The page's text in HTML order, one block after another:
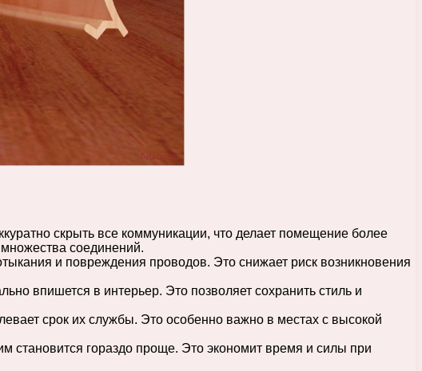
скрыть все коммуникации, что делает помещение более
соединений.
и повреждения проводов. Это снижает риск возникновения
впишется в интерьер. Это позволяет сохранить стиль и
срок их службы. Это особенно важно в местах с высокой
становится гораздо проще. Это экономит время и силы при